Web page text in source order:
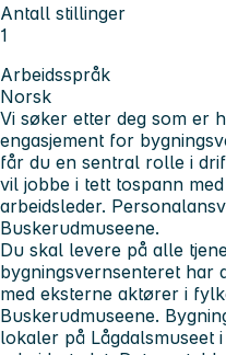
Antall stillinger
1
Arbeidsspråk
Norsk
Vi søker etter deg som er
engasjement for
får du en sentral rolle i
vil jobbe i tett tospann
arbeidsleder.
Buskerudmuseene.
Du skal levere på alle
bygningsvernsenteret har
med eksterne aktører i
Buskerudmuseene.
lokaler på Lågdalsmuseet